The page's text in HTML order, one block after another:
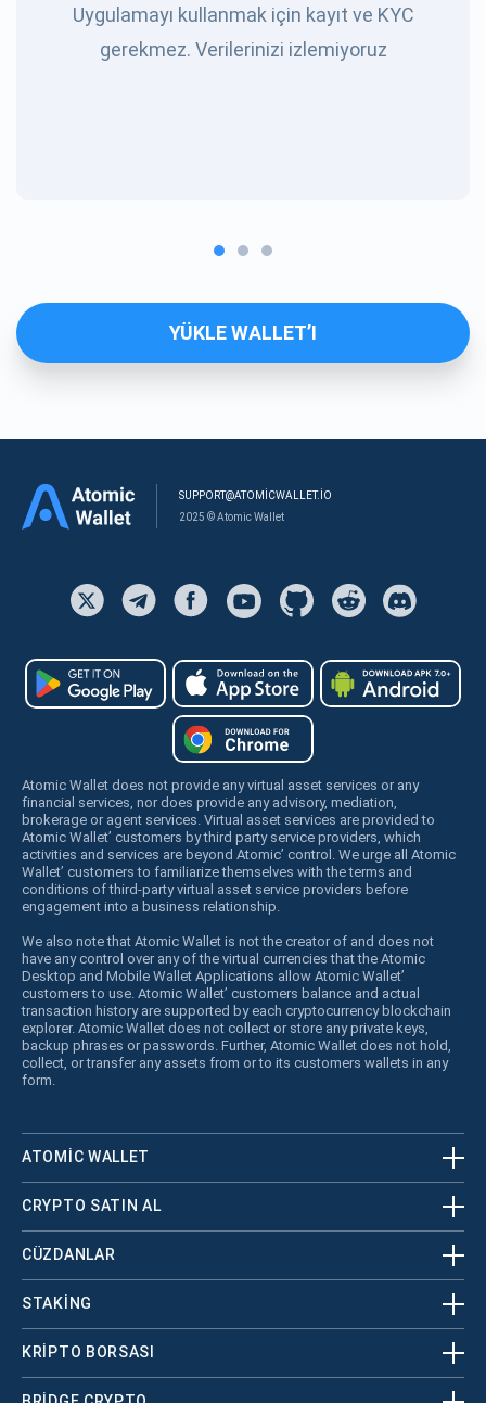
Uygulamayı kullanmak için kayıt ve KYC
gerekmez. Verilerinizi izlemiyoruz
YÜKLE WALLET’I
SUPPORT@ATOMICWALLET.IO
2025 © Atomic Wallet
Atomic Wallet does not provide any virtual asset services or any
financial services, nor does provide any advisory, mediation,
brokerage or agent services. Virtual asset services are provided to
Atomic Wallet’ customers by third party service providers, which
activities and services are beyond Atomic’ control. We urge all Atomic
Wallet’ customers to familiarize themselves with the terms and
conditions of third-party virtual asset service providers before
engagement into a business relationship.
We also note that Atomic Wallet is not the creator of and does not
have any control over any of the virtual currencies that the Atomic
Desktop and Mobile Wallet Applications allow Atomic Wallet’
customers to use. Atomic Wallet’ customers balance and actual
transaction history are supported by each cryptocurrency blockchain
explorer. Atomic Wallet does not collect or store any private keys,
backup phrases or passwords. Further, Atomic Wallet does not hold,
collect, or transfer any assets from or to its customers wallets in any
form.
ATOMIC WALLET
CRYPTO SATIN AL
CÜZDANLAR
STAKING
KRİPTO BORSASI